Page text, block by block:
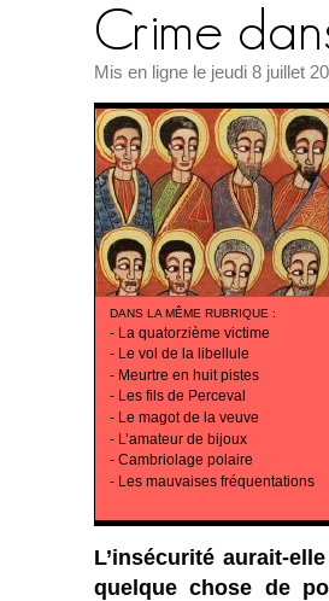
Mis en ligne le jeudi 8 juillet
DANS LA MÊME RUBRIQUE :
- La quatorzième victime
- Le vol de la libellule
- Meurtre en huit pistes
- Les fils de Perceval
- Le magot de la veuve
- L’amateur de bijoux
- Cambriolage polaire
- Les mauvaises fréquentations
L’insécurité aurait-
quelque chose de